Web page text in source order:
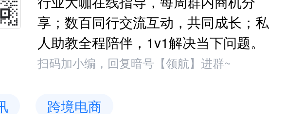
享；数百同行交流互动，共同成长；私
人助教全程陪伴，1v1解决当下问题。
扫码加小编，回复暗号【领航】进群~
跨境电商